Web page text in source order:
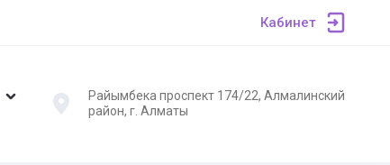
Кабинет
Райымбека проспект 174/22, Алмалинский
район, г. Алматы